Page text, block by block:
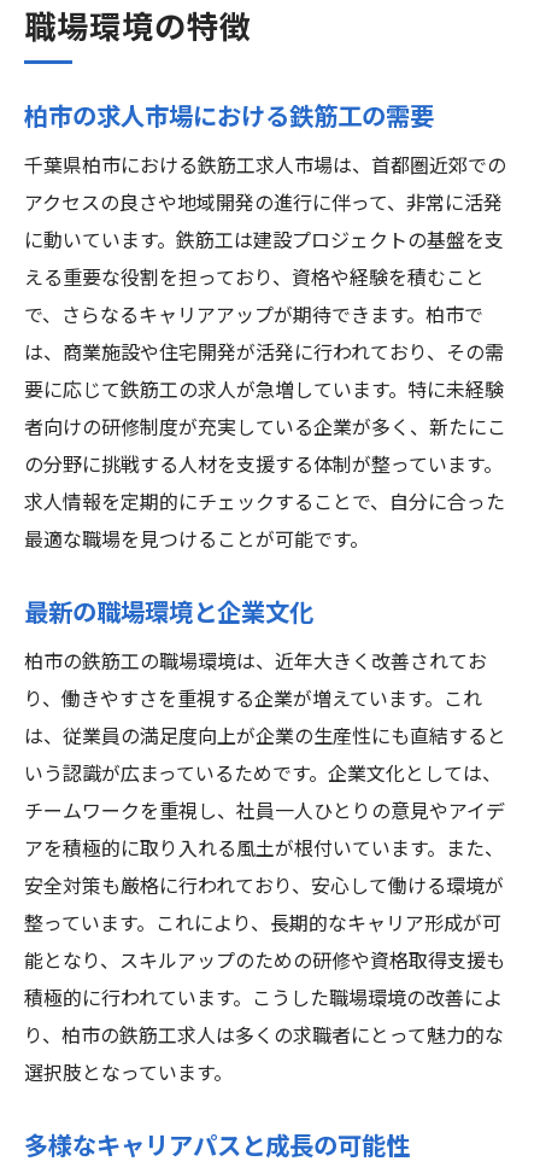
職場環境の特徴
柏市の求人市場における鉄筋工の需要
千葉県柏市における鉄筋工求人市場は、首都圏近郊での
アクセスの良さや地域開発の進行に伴って、非常に活発
に動いています。鉄筋工は建設プロジェクトの基盤を支
える重要な役割を担っており、資格や経験を積むこと
で、さらなるキャリアアップが期待できます。柏市で
は、商業施設や住宅開発が活発に行われており、その需
要に応じて鉄筋工の求人が急増しています。特に未経験
者向けの研修制度が充実している企業が多く、新たにこ
の分野に挑戦する人材を支援する体制が整っています。
求人情報を定期的にチェックすることで、自分に合った
最適な職場を見つけることが可能です。
最新の職場環境と企業文化
柏市の鉄筋工の職場環境は、近年大きく改善されてお
り、働きやすさを重視する企業が増えています。これ
は、従業員の満足度向上が企業の生産性にも直結すると
いう認識が広まっているためです。企業文化としては、
チームワークを重視し、社員一人ひとりの意見やアイデ
アを積極的に取り入れる風土が根付いています。また、
安全対策も厳格に行われており、安心して働ける環境が
整っています。これにより、長期的なキャリア形成が可
能となり、スキルアップのための研修や資格取得支援も
積極的に行われています。こうした職場環境の改善によ
り、柏市の鉄筋工求人は多くの求職者にとって魅力的な
選択肢となっています。
多様なキャリアパスと成長の可能性